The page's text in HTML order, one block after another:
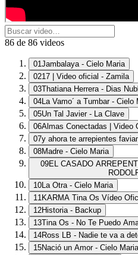
86 de 86 videos
01Jambalaya - Cielo Maria
0217 | Video oficial - Zamila
03Thatiana Herrera - Dias
04La Vamo´ a Tumbar - Cielo
05Un Tal Javier - La Clave
06Almas Conectadas | Video
07y ahora te arrepientes
08
Madre - Cielo Maria
09EL CASADO
10La Otra - Cielo Maria
11
KARMA Tina Os
12Historia - Backup
13Tina Os - No Te Puedo
14Ross LB - Nadie te va a
15Nació un Amor - Cielo Maria